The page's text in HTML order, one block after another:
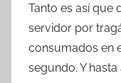
Tanto es así que
servidor por
consumados en
segundo. Y